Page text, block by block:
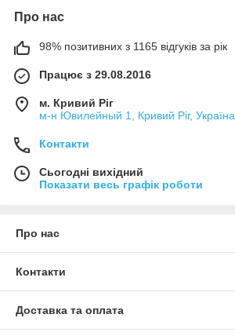
Про нас
98% позитивних з 1165 відгуків за рік
Працює з 29.08.2016
м. Кривий Ріг
м-н Ювилейный 1, Кривий Ріг, Україна
Контакти
Сьогодні вихідний
Показати весь графік роботи
Про нас
Контакти
Доставка та оплата